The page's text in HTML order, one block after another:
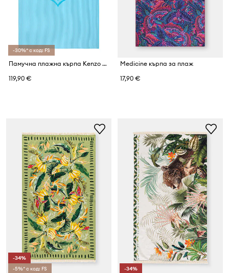
-30%* с код: FS
Памучна плажна кърпа Kenzo KHEART Turquoise 90 x 160 cm
119,90 €
Medicine кърпа за плаж
17,90 €
-34%
-5%* с код: FS
-34%